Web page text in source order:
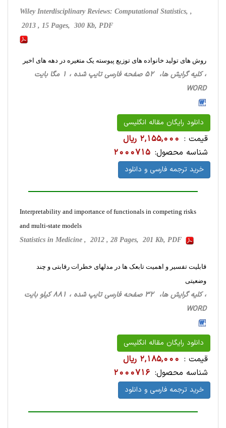
Wiley Interdisciplinary Reviews: Computational Statistics, ,
2013 , 15 Pages, 300 Kb, PDF
روش های تولید خانواده های توزیع پیوسته یک متغیره در دهه های اخیر
، کلیه گرایش ها، 52 صفحه فارسی تایپ شده ، 1 مگا بایت
WORD
دانلود رایگان مقاله انگلیسی
قیمت : 2,155,000 ریال
شناسه محصول: 2000715
خرید ترجمه فارسی و دانلود
Interpretability and importance of functionals in competing risks
and multi-state models
Statistics in Medicine , 2012 , 28 Pages, 201 Kb, PDF
قابلیت تفسیر و اهمیت تابعک ها در مدلهای خطرات رقابتی و چند
وضعیتی
، کلیه گرایش ها، 32 صفحه فارسی تایپ شده ، 881 کیلو بایت
WORD
دانلود رایگان مقاله انگلیسی
قیمت : 2,185,000 ریال
شناسه محصول: 2000716
خرید ترجمه فارسی و دانلود